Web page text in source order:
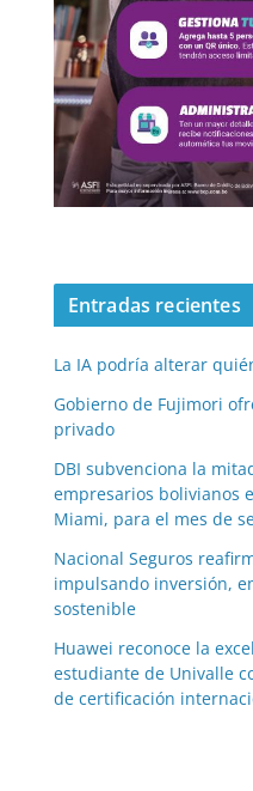
Entradas recientes
La IA podría alterar
Gobierno de Fujimori
privado
DBI subvenciona la
empresarios bolivianos
Miami, para el mes de
Nacional Seguros
impulsando inversión,
sostenible
Huawei reconoce la
estudiante de Univalle
de certificación